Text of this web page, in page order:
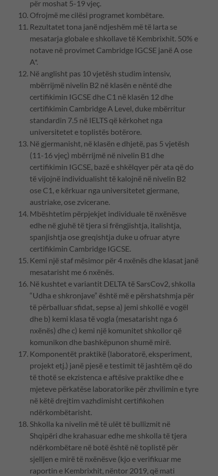
për moshat 5-19 vjeç.
Ofrojmë me cilësi programet kombëtare.
Rezultatet tona janë ndjeshëm më të larta se
mesatarja globale e shkollave të Kembrixhit. 50% e
notave në provimet Cambridge IGCSE janë A ose
A*.
Në anglisht pas 10 vjetësh studim intensiv,
mbërrijmë nivelin B2 në klasën e nëntë dhe
certifikimin IGCSE dhe C1 në klasën 12 dhe
certifikimin Cambridge A Level, duke mbërritur
standardin 7.5 në IELTS që kërkohet nga
universitetet e toplistës botërore.
Në gjermanisht, në klasën e dhjetë, pas 5 vjetësh
(11-16 vjeç) mbërrijmë në nivelin B1 dhe
certifikimin IGCSE, bazë e shkëlqyer për ata që do
të vijojnë individualisht të kalojnë në nivelin B2
ose C1, e kërkuar nga universitetet gjermane,
austriake, ose zvicerane.
Mbështetim përpjekjet individuale të nxënësve
edhe në gjuhë të tjera si frëngjishtja, italishtja,
spanjishtja ose greqishtja duke u ofruar atyre
certifikimin Cambridge IGCSE.
Kemi një staf mësimor për 4 nxënës dhe klasat janë
mesatarisht me 6 nxënës.
Në kushtet e variantit DELTA të SarsCov2, shkolla
“Udha e shkronjave” është më e përshatshmja për
të përballuar sfidat, sepse a) jemi shkollë e vogël
dhe b) kemi klasa të vogla (mesatarisht nga 6
nxënës) dhe c) kemi një komunitet shkollor që
komunikon dhe bashkëpunon shumë mirë.
Komponentët praktikë (laboratorë, eksperiment,
projekt etj.) janë pjesë e testimit të jashtëm që do
të thotë se ekzistenca e aftësive praktike dhe e
mjeteve përkatëse laboratorike për zhvilimin e tyre
në këtë drejtim vazhdimisht certifikohen
ndërkombëtarisht.
Shkolla ka nivelin më të ulët të bullizmit në
Shqipëri dhe krahasuar edhe me shkolla të tjera
ndërkombëtare në botë është në toplistë për
sjelljen e mirë të nxënësve (kjo e verifikuar me
raportin e Kembrixhit, nëntor 2019, që mati